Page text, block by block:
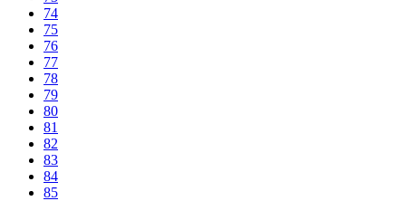
74
75
76
77
78
79
80
81
82
83
84
85